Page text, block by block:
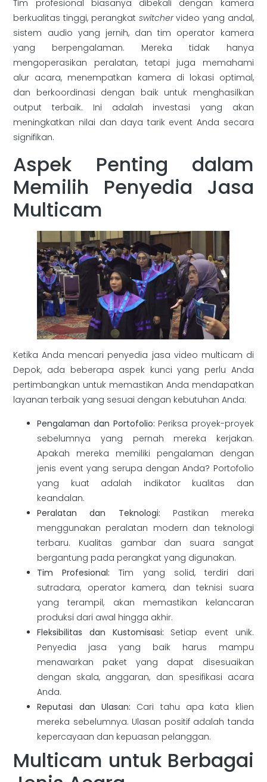
Tim profesional biasanya dibekali dengan kamera
berkualitas tinggi, perangkat switchervideo yang andal,
sistem audio yang jernih, dan tim operator kamera
yang berpengalaman. Mereka tidak hanya
mengoperasikan peralatan, tetapi juga memahami
alur acara, menempatkan kamera di lokasi optimal,
dan berkoordinasi dengan baik untuk menghasilkan
output terbaik. Ini adalah investasi yang akan
meningkatkan nilai dan daya tarik event Anda secara
signifikan.
Aspek Penting dalam
Memilih Penyedia Jasa
Multicam
Ketika Anda mencari penyedia jasa video multicam di
Depok, ada beberapa aspek kunci yang perlu Anda
pertimbangkan untuk memastikan Anda mendapatkan
layanan terbaik yang sesuai dengan kebutuhan Anda:
Pengalaman dan Portofolio: Periksa proyek-proyek
sebelumnya yang pernah mereka kerjakan.
Apakah mereka memiliki pengalaman dengan
jenis event yang serupa dengan Anda? Portofolio
yang kuat adalah indikator kualitas dan
keandalan.
Peralatan dan Teknologi: Pastikan mereka
menggunakan peralatan modern dan teknologi
terbaru. Kualitas gambar dan suara sangat
bergantung pada perangkat yang digunakan.
Tim Profesional: Tim yang solid, terdiri dari
sutradara, operator kamera, dan teknisi suara
yang terampil, akan memastikan kelancaran
produksi dari awal hingga akhir.
Fleksibilitas dan Kustomisasi: Setiap event unik.
Penyedia jasa yang baik harus mampu
menawarkan paket yang dapat disesuaikan
dengan skala, anggaran, dan spesifikasi acara
Anda.
Reputasi dan Ulasan: Cari tahu apa kata klien
mereka sebelumnya. Ulasan positif adalah tanda
kepercayaan dan kepuasan pelanggan.
Multicam untuk Berbagai